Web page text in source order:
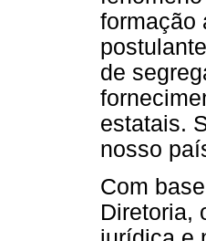
formação
de
estatais.
nosso
Com
Diretoria,